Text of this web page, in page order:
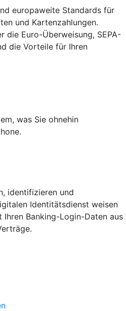
europaweite Standards für
und Kartenzahlungen.
die Euro-Überweisung, SEPA-
die Vorteile für Ihren
was Sie ohnehin
identifizieren und
Identitätsdienst weisen
Ihren Banking-Login-Daten aus